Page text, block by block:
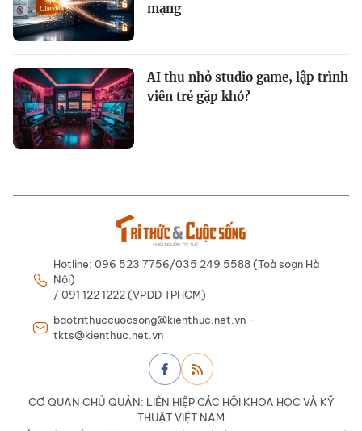
mạng
AI thu nhỏ studio game, lập trình
viên trẻ gặp khó?
Hotline: 096 523 7756/035 249 5588 (Toà soạn Hà
Nội)
/ 091 122 1222 (VPĐD TPHCM)
baotrithuccuocsong@kienthuc.net.vn -
tkts@kienthuc.net.vn
CƠ QUAN CHỦ QUẢN: LIÊN HIỆP CÁC HỘI KHOA HỌC VÀ KỸ
THUẬT VIỆT NAM